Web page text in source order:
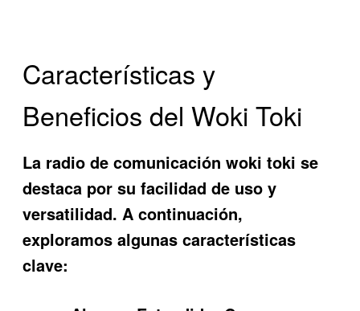
Características y
Beneficios del Woki Toki
La radio de comunicación woki toki se
destaca por su facilidad de uso y
versatilidad. A continuación,
exploramos algunas características
clave: